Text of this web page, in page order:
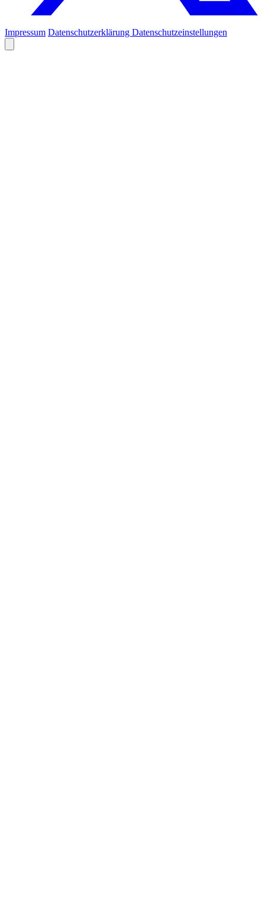
Impressum Datenschutzerklärung Datenschutzeinstellungen